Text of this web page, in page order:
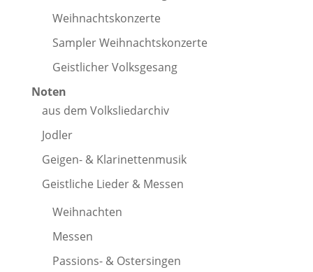
Weihnachtskonzerte
Sampler Weihnachtskonzerte
Geistlicher Volksgesang
Noten
aus dem Volksliedarchiv
Jodler
Geigen- & Klarinettenmusik
Geistliche Lieder & Messen
Weihnachten
Messen
Passions- & Ostersingen